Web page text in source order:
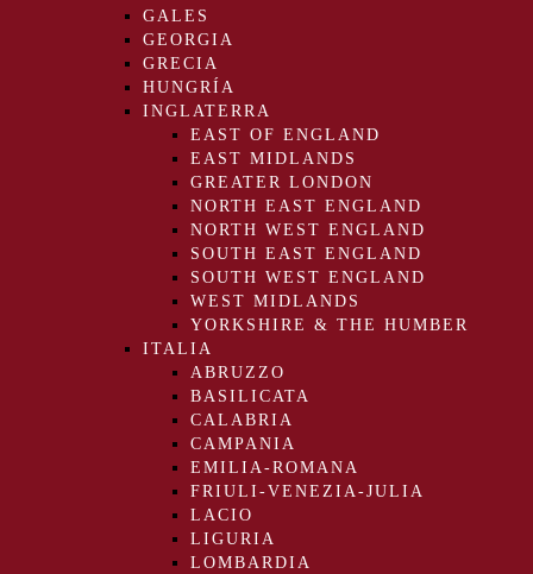
GALES
GEORGIA
GRECIA
HUNGRÍA
INGLATERRA
EAST OF ENGLAND
EAST MIDLANDS
GREATER LONDON
NORTH EAST ENGLAND
NORTH WEST ENGLAND
SOUTH EAST ENGLAND
SOUTH WEST ENGLAND
WEST MIDLANDS
YORKSHIRE & THE HUMBER
ITALIA
ABRUZZO
BASILICATA
CALABRIA
CAMPANIA
EMILIA-ROMANA
FRIULI-VENEZIA-JULIA
LACIO
LIGURIA
LOMBARDIA